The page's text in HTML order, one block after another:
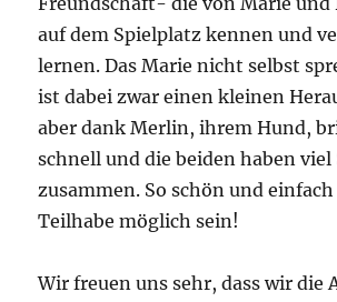
auf dem Spielplatz kennen und
lernen. Das Marie nicht selbst
ist dabei zwar einen kleinen
aber dank Merlin, ihrem Hund,
schnell und die beiden haben viel
zusammen. So schön und
Teilhabe möglich sein!
Wir freuen uns sehr, dass wir die